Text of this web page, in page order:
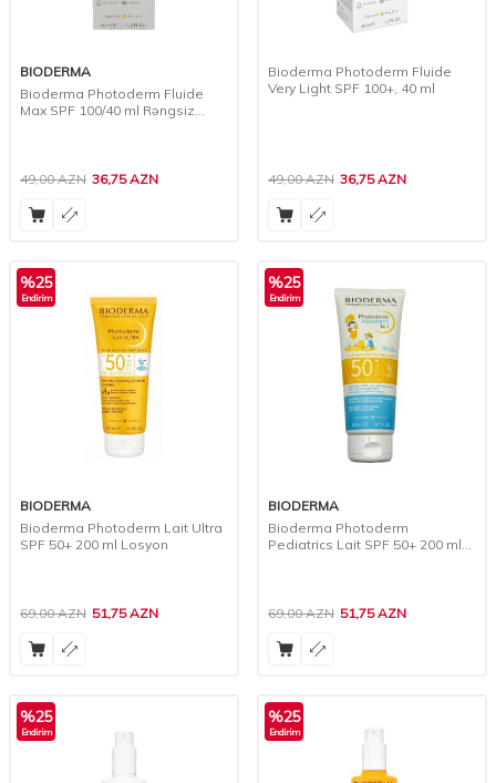
BIODERMA
Bioderma Photoderm Fluide
Max SPF 100/40 ml Rəngsiz
49,00AZN 36,75AZN
Bioderma Photoderm Fluide
Very Light SPF 100+, 40 ml
49,00AZN 36,75AZN
%25
Endirim
BIODERMA
Bioderma Photoderm Lait Ultra
SPF 50+ 200 ml Losyon
69,00AZN 51,75AZN
%25
Endirim
BIODERMA
Bioderma Photoderm
Pediatrics Lait SPF 50+ 200 ml
69,00AZN 51,75AZN
%25
Endirim
%25
Endirim